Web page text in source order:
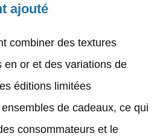
ajouté
combiner des textures
en or et des variations de
éditions limitées
de cadeaux, ce qui
consommateurs et le